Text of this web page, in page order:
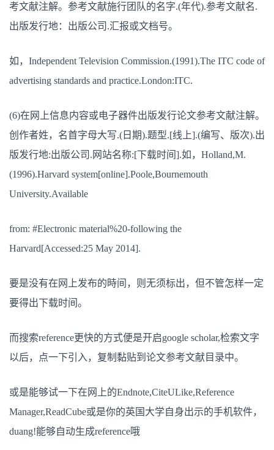
考文献注解。参考文献施行团队的名字.(年代).参考文献名.
出版发行地：出版公司.汇报或文档号。
如，Independent Television Commission.(1991).The ITC code of
advertising standards and practice.London:ITC.
(6)在网上信息内容或电子器件出版发行论文参考文献注解。
创作者姓，名首字母大写.(日期).题型.[线上].(编写、版次).出
版发行地:出版公司.网站名称:[下载时间].如，Holland,M.
(1996).Harvard system[online].Poole,Bournemouth
University.Available
from: #Electronic material%20-following the
Harvard[Accessed:25 May 2014].
要是没有在网上发布的時间，则无须标出，但不管怎样一定
要得出下载时间。
而搜索reference更快的方式便是开启google scholar,检索文字
以后，点一下引入，复制黏贴到论文参考文献目录中。
或是能够试一下在网上的Endnote,CiteULike,Reference
Manager,ReadCube或是你的英国大学自身出示的手机软件，
duang!能够自动生成reference哦